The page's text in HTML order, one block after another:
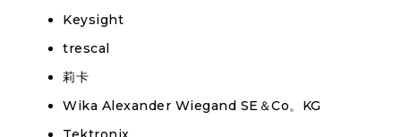
Keysight
trescal
莉卡
Wika Alexander Wiegand SE＆Co。KG